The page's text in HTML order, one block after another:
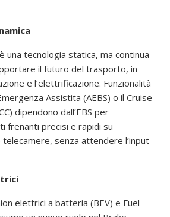
una tecnologia statica, ma continua
il futuro del trasporto, in
e l’elettrificazione. Funzionalità
Assistita (AEBS) o il Cruise
dipendono dall’EBS per
frenanti precisi e rapidi su
senza attendere l’input
elettrici a batteria (BEV) e Fuel